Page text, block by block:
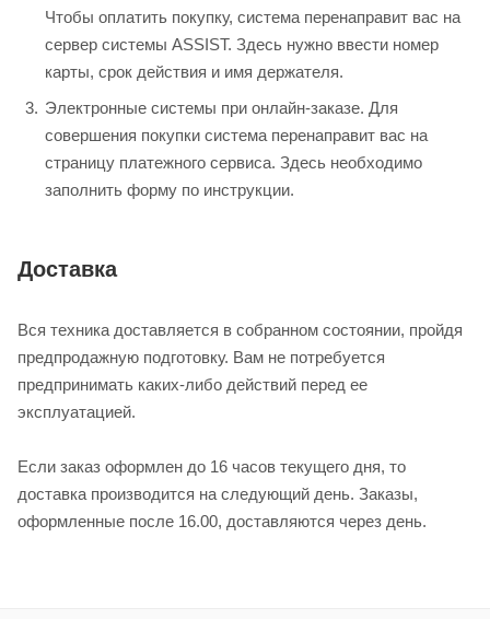
Чтобы оплатить покупку, система перенаправит вас на
сервер системы ASSIST. Здесь нужно ввести номер
карты, срок действия и имя держателя.
Электронные системы при онлайн-заказе. Для
совершения покупки система перенаправит вас на
страницу платежного сервиса. Здесь необходимо
заполнить форму по инструкции.
Доставка
Вся техника доставляется в собранном состоянии, пройдя
предпродажную подготовку. Вам не потребуется
предпринимать каких-либо действий перед ее
эксплуатацией.
Если заказ оформлен до 16 часов текущего дня, то
доставка производится на следующий день. Заказы,
оформленные после 16.00, доставляются через день.